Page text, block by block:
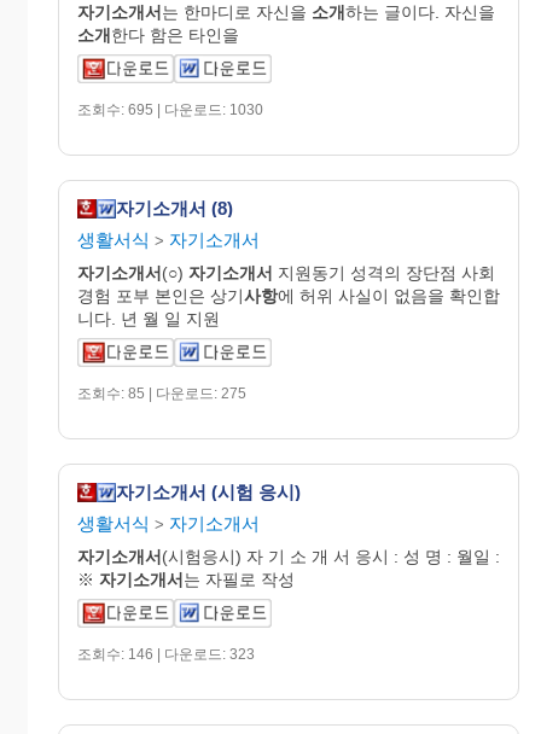
자기소개서는 한마디로 자신을 소개하는 글이다. 자신을
소개한다 함은 타인을
조회수: 695 | 다운로드: 1030
자기소개서 (8)
생활서식 > 자기소개서
자기소개서(○) 자기소개서 지원동기 성격의 장단점 사회
경험 포부 본인은 상기사항에 허위 사실이 없음을 확인합
니다. 년 월 일 지원
조회수: 85 | 다운로드: 275
자기소개서 (시험 응시)
생활서식 > 자기소개서
자기소개서(시험응시) 자 기 소 개 서 응시 : 성 명 : 월일 :
※ 자기소개서는 자필로 작성
조회수: 146 | 다운로드: 323